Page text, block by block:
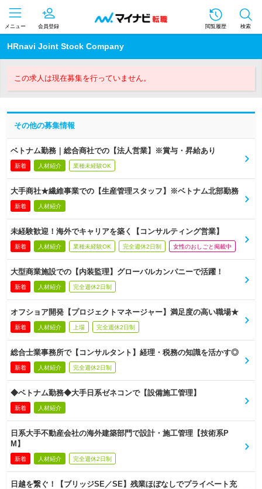
メニュー 会員登録 閲覧履歴 検索
HRnavi Joint Stock Company
この求人は現在募集を行っていません。
その他の募集情報
ベトナム勤務｜総合商社での【法人営業】※賞与・昇給あり
新着 人材紹介 業種未経験OK
大手商社★繊維事業での【生産管理スタッフ】※ベトナム北部勤務
新着 人材紹介
未経験歓迎！海外でキャリアを築く【コンサルティング営業】
新着 人材紹介 業種未経験OK 完全週休2日制 女性のおしごと掲載中
大型商業施設での【内装監理】グローバルカンパニーで活躍！
新着 人材紹介 完全週休2日制
オフショア開発【プロジェクトマネージャー】満足度の高い職場★
新着 人材紹介 上場 完全週休2日制
総合士業事務所で【コンサルタント】経理・税務の知識を活かす◎
新着 人材紹介 完全週休2日制
◆ベトナム勤務◆大手日系ゼネコンで【設備施工管理】
新着 人材紹介
日系大手不動産会社の海外建築部門で設計・施工管理【技術系P
M】
新着 人材紹介 完全週休2日制
日越を繋ぐ！【ブリッジSE／SE】残業ほぼなしでプライベート充